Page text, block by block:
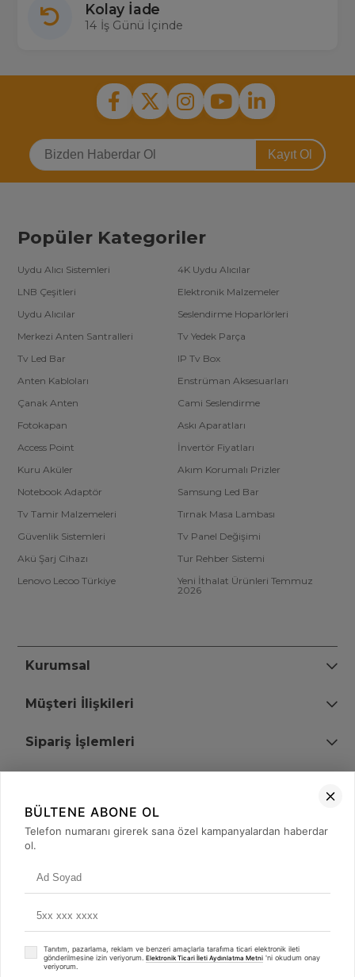
Kolay İade
14 İş Günü İçinde
Kayıt Ol
Popüler Kategoriler
Uydu Alıcı Sistemleri
4K Uydu Alıcılar
LNB Çeşitleri
Elektronik Malzemeler
Uydu Alıcılar
Seslendirme Hoparlörleri
Merkezi Anten Santralleri
Tv Yedek Parça
Tv Led Bar
IP Tv Box
Anten Kabloları
Enstrüman Aksesuarları
Çanak Anten
Cami Seslendirme
Fotokapan
Askı Aparatları
Access Point
İnvertör Fiyatları
Kuru Aküler
Akım Korumalı Prizler
Notebook Adaptör
Samsung Led Bar
Tv Tamir Malzemeleri
Tırnak Masa Lambası
Güvenlik Sistemleri
Tv Panel Değişimi
Akü Şarj Cihazı
Tur Rehber Sistemi
Lenovo Lecoo Türkiye
Yeni İthalat Ürünleri Temmuz
2026
Kurumsal
Müşteri İlişkileri
Sipariş İşlemleri
+90 (850) 473 08 08
BÜLTENE ABONE OL
Telefon numaranı girerek sana özel kampanyalardan haberdar
ol.
Tanıtım, pazarlama, reklam ve benzeri amaçlarla tarafıma ticari elektronik ileti
gönderilmesine izin veriyorum. Elektronik Ticari İleti Aydınlatma Metni 'ni okudum onay
veriyorum.